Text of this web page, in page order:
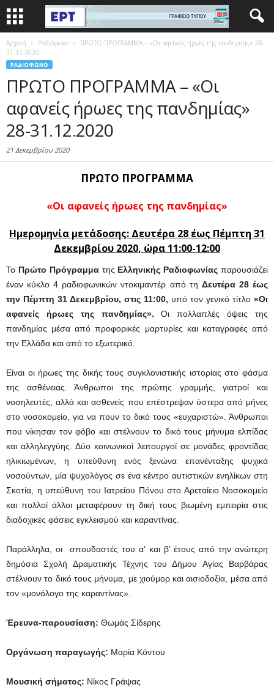
Αρχική Ραδιόφωνο
ΠΡΩΤΟ ΠΡΟΓΡΑΜΜΑ – «Οι αφανείς ήρωες της πανδημίας» 28-
31.12.2020
ΡΑΔΙΌΦΩΝΟ
ΠΡΩΤΟ ΠΡΟΓΡΑΜΜΑ – «Οι
αφανείς ήρωες της πανδημίας»
28-31.12.2020
21 Δεκεμβρίου 2020
ΠΡΩΤΟ ΠΡΟΓΡΑΜΜΑ
«Οι αφανείς ήρωες της πανδημίας»
Ημερομηνία μετάδοσης: Δευτέρα 28 έως Πέμπτη 31
Δεκεμβρίου 2020, ώρα 11:00-12:00
Το Πρώτο Πρόγραμμα της Ελληνικής Ραδιοφωνίας παρουσιάζει
έναν κύκλο 4 ραδιοφωνικών ντοκιμαντέρ από τη Δευτέρα 28 έως
την Πέμπτη 31 Δεκεμβρίου, στις 11:00, υπό τον γενικό τίτλο «Οι
αφανείς ήρωες της πανδημίας».Οι πολλαπλές όψεις της
πανδημίας μέσα από προφορικές μαρτυρίες και καταγραφές από
την Ελλάδα και από το εξωτερικό.
Είναι οι ήρωες της δικής τους συγκλονιστικής ιστορίας στο φάσμα
της ασθένειας. Άνθρωποι της πρώτης γραμμής, γιατροί και
νοσηλευτές, αλλά και ασθενείς που επέστρεψαν ύστερα από μήνες
στο νοσοκομείο, για να πουν το δικό τους «ευχαριστώ». Άνθρωποι
που νίκησαν τον φόβο και στέλνουν το δικό τους μήνυμα ελπίδας
και αλληλεγγύης. Δύο κοινωνικοί λειτουργοί σε μονάδες φροντίδας
ηλικιωμένων, η υπεύθυνη ενός ξενώνα επανένταξης ψυχικά
νοσούντων, μία ψυχολόγος σε ένα κέντρο αυτιστικών ενηλίκων στη
Σκοτία, η υπεύθυνη του Ιατρείου Πόνου στο Αρεταίειο Νοσοκομείο
και πολλοί άλλοι μεταφέρουν τη δική τους βιωμένη εμπειρία στις
διαδοχικές φάσεις εγκλεισμού και καραντίνας.
Παράλληλα, οι σπουδαστές του α’ και β’ έτους από την ανώτερη
δημόσια Σχολή Δραματικής Τέχνης του Δήμου Αγίας Βαρβάρας
στέλνουν το δικό τους μήνυμα, με χιούμορ και αισιοδοξία, μέσα από
τον «μονόλογο της καραντίνας».
Έρευνα-παρουσίαση: Θωμάς Σίδερης
Οργάνωση παραγωγής: Μαρία Κόντου
Μουσική σήματος: Νίκος Γράψας